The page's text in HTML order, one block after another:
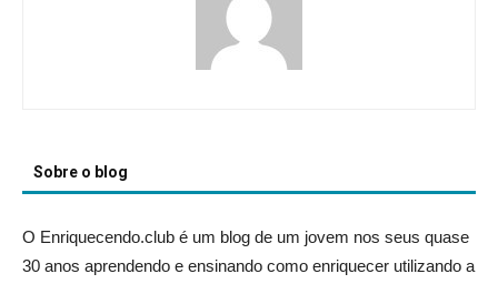
Sobre o blog
O Enriquecendo.club é um blog de um jovem nos seus quase
30 anos aprendendo e ensinando como enriquecer utilizando a